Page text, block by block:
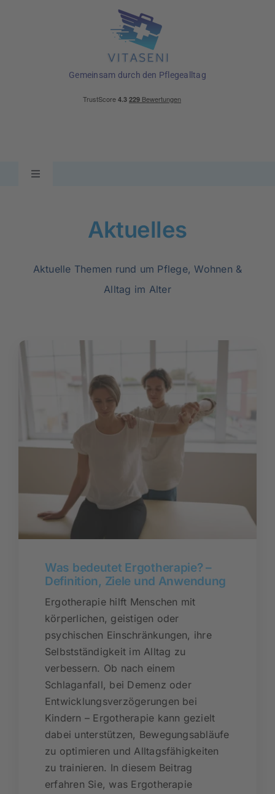
Gemeinsam durch den Pflegealltag
Toggle
Aktuelles
Aktuelle Themen rund um Pflege, Wohnen &
Alltag im Alter
Was bedeutet Ergotherapie? –
Definition, Ziele und Anwendung
Ergotherapie hilft Menschen mit
körperlichen, geistigen oder
psychischen Einschränkungen, ihre
Selbstständigkeit im Alltag zu
verbessern. Ob nach einem
Schlaganfall, bei Demenz oder
Entwicklungsverzögerungen bei
Kindern – Ergotherapie kann gezielt
dabei unterstützen, Bewegungsabläufe
zu optimieren und Alltagsfähigkeiten
zu trainieren. In diesem Beitrag
erfahren Sie, was Ergotherapie